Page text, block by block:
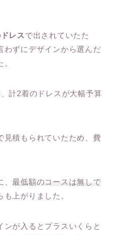
レスで出されていたた
わずにデザインから選んだ
計2着のドレスが大幅予算
見積もられていたため、費
、最低額のコースは無しで
上がりました。
が入るとプラスいくらと